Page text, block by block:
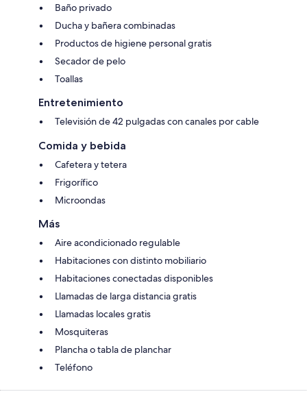
Baño privado
Ducha y bañera combinadas
Productos de higiene personal gratis
Secador de pelo
Toallas
Entretenimiento
Televisión de 42 pulgadas con canales por cable
Comida y bebida
Cafetera y tetera
Frigorífico
Microondas
Más
Aire acondicionado regulable
Habitaciones con distinto mobiliario
Habitaciones conectadas disponibles
Llamadas de larga distancia gratis
Llamadas locales gratis
Mosquiteras
Plancha o tabla de planchar
Teléfono